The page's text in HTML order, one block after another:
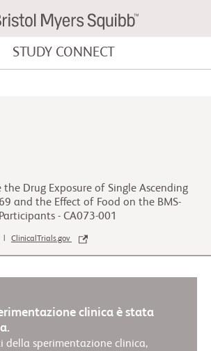
STUDY CONNECT
Drug Exposure of Single Ascending
and the Effect of Food on the BMS-
- CA073-001
| ClinicalTrials.gov
clinica è stata
della sperimentazione clinica,